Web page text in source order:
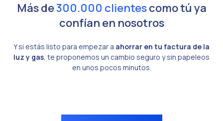
Más de300.000 clientescomo tú ya
confían en nosotros
Y si estás listo para empezar a ahorrar en tu factura de la
luz y gas, te proponemos un cambio seguro y sin papeleos
en unos pocos minutos.